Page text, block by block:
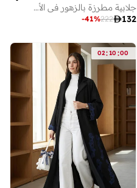
جلابية مطرزة بالزهور في الأمام مع حزام
132
222
-41%
02: 10 :00